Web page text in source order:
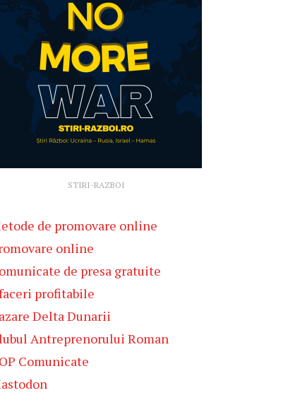
STIRI-RAZBOI
de promovare online
online
de presa gratuite
profitabile
Delta Dunarii
Antreprenorului Roman
Comunicate